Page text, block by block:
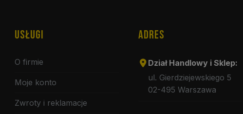
USŁUGI
O firmie
Moje konto
Zwroty i reklamacje
ADRES
Dział Handlowy i Sklep:
ul. Gierdziejewskiego 5
02-495 Warszawa